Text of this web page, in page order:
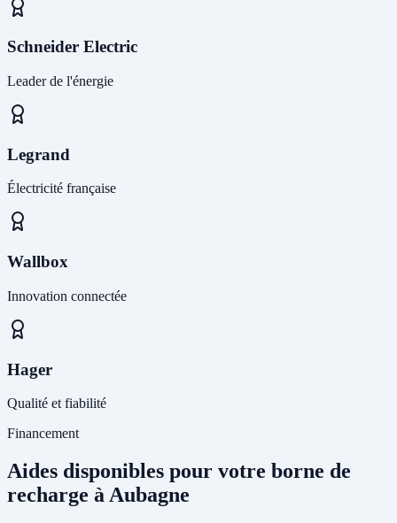
Schneider Electric
Leader de l'énergie
Legrand
Électricité française
Wallbox
Innovation connectée
Hager
Qualité et fiabilité
Financement
Aides disponibles pour votre borne de
recharge à Aubagne